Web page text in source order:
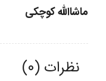
ماشاالله کوچکی
نظرات (0)